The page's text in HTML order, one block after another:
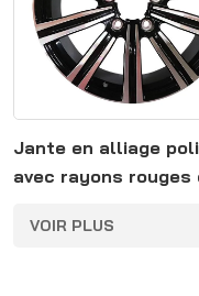
Jante en alliage
avec rayons rouges
VOIR PLUS